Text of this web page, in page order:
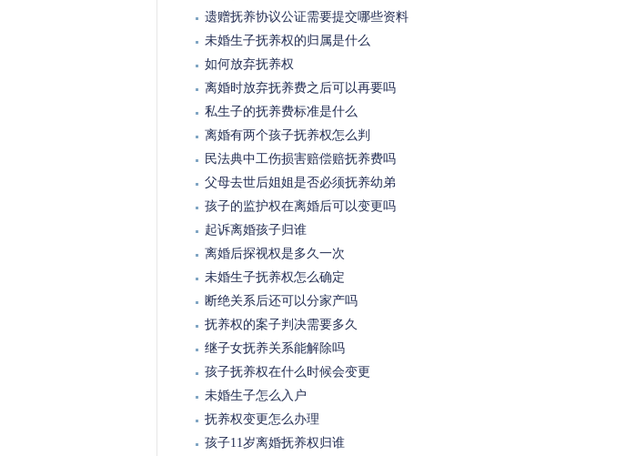
遗赠抚养协议公证需要提交哪些资料
未婚生子抚养权的归属是什么
如何放弃抚养权
离婚时放弃抚养费之后可以再要吗
私生子的抚养费标准是什么
离婚有两个孩子抚养权怎么判
民法典中工伤损害赔偿赔抚养费吗
父母去世后姐姐是否必须抚养幼弟
孩子的监护权在离婚后可以变更吗
起诉离婚孩子归谁
离婚后探视权是多久一次
未婚生子抚养权怎么确定
断绝关系后还可以分家产吗
抚养权的案子判决需要多久
继子女抚养关系能解除吗
孩子抚养权在什么时候会变更
未婚生子怎么入户
抚养权变更怎么办理
孩子11岁离婚抚养权归谁